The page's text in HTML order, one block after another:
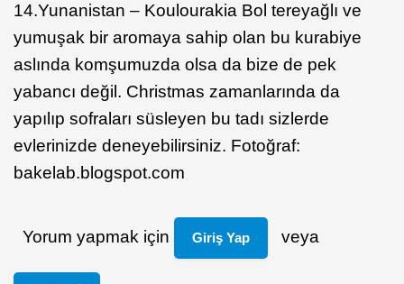
14.Yunanistan – Koulourakia Bol tereyağlı ve
yumuşak bir aromaya sahip olan bu kurabiye
aslında komşumuzda olsa da bize de pek
yabancı değil. Christmas zamanlarında da
yapılıp sofraları süsleyen bu tadı sizlerde
evlerinizde deneyebilirsiniz. Fotoğraf:
bakelab.blogspot.com
Yorum yapmak için Giriş Yap veya